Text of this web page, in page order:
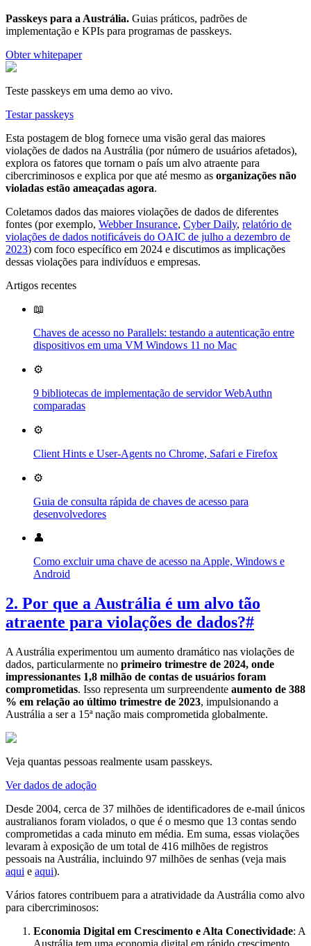
Passkeys para a Austrália. Guias práticos, padrões de
implementação e KPIs para programas de passkeys.
Obter whitepaper
Teste passkeys em uma demo ao vivo.
Testar passkeys
Esta postagem de blog fornece uma visão geral das maiores
violações de dados na Austrália (por número de usuários afetados),
explora os fatores que tornam o país um alvo atraente para
cibercriminosos e explica por que até mesmo as organizações não
violadas estão ameaçadas agora.
Coletamos dados das maiores violações de dados de diferentes
fontes (por exemplo, Webber Insurance, Cyber Daily, relatório de
violações de dados notificáveis do OAIC de julho a dezembro de
2023) com foco específico em 2024 e discutimos as implicações
dessas violações para indivíduos e empresas.
Artigos recentes
📖
Chaves de acesso no Parallels: testando a autenticação entre
dispositivos em uma VM Windows 11 no Mac
⚙️
9 bibliotecas de implementação de servidor WebAuthn
comparadas
⚙️
Client Hints e User-Agents no Chrome, Safari e Firefox
⚙️
Guia de consulta rápida de chaves de acesso para
desenvolvedores
👤
Como excluir uma chave de acesso na Apple, Windows e
Android
2. Por que a Austrália é um alvo tão
atraente para violações de dados?#
A Austrália experimentou um aumento dramático nas violações de
dados, particularmente no primeiro trimestre de 2024, onde
impressionantes 1,8 milhão de contas de usuários foram
comprometidas. Isso representa um surpreendente aumento de 388
% em relação ao último trimestre de 2023, impulsionando a
Austrália a ser a 15ª nação mais comprometida globalmente.
Veja quantas pessoas realmente usam passkeys.
Ver dados de adoção
Desde 2004, cerca de 37 milhões de identificadores de e-mail únicos
australianos foram violados, o que é o mesmo que 13 contas sendo
comprometidas a cada minuto em média. Em suma, essas violações
levaram à exposição de um total de 416 milhões de registros
pessoais na Austrália, incluindo 97 milhões de senhas (veja mais
aqui e aqui).
Vários fatores contribuem para a atratividade da Austrália como alvo
para cibercriminosos:
Economia Digital em Crescimento e Alta Conectividade: A
Austrália tem uma economia digital em rápido crescimento.